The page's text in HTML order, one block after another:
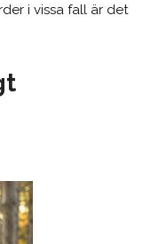
i vissa fall är det